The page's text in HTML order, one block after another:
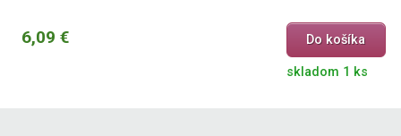
6,09 € Do košíka
skladom 1 ks